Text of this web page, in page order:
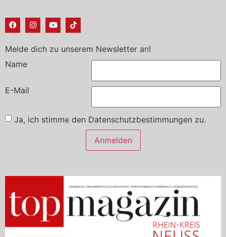
Melde dich zu unserem Newsletter an!
Name
E-Mail
Ja, ich stimme den Datenschutzbestimmungen zu.
Anmelden